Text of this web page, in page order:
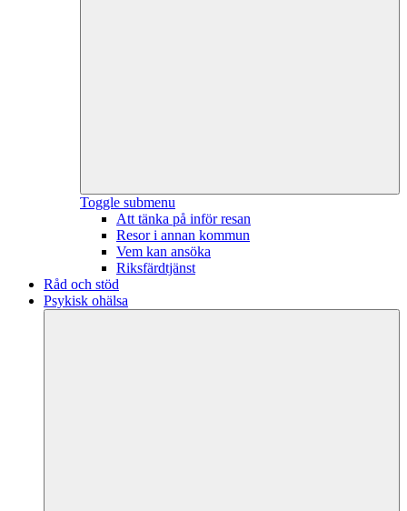
Toggle submenu
Att tänka på inför resan
Resor i annan kommun
Vem kan ansöka
Riksfärdtjänst
Råd och stöd
Psykisk ohälsa